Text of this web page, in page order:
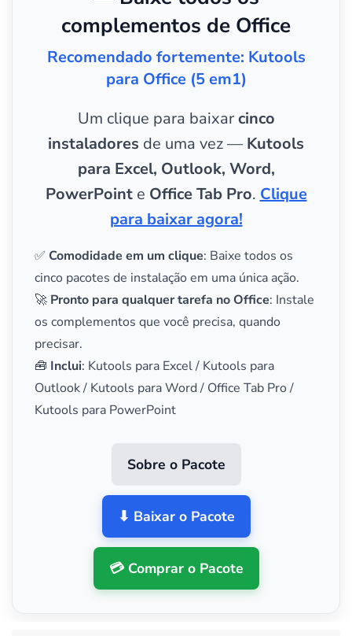
complementos de Office
Recomendado fortemente: Kutools
para Office (5 em1)
Um clique para baixarcinco
instaladores de uma vez — Kutools
para Excel, Outlook, Word,
PowerPointe Office Tab Pro. Clique
para baixar agora!
✅ Comodidade em um clique: Baixe todos os
cinco pacotes de instalação em uma única ação.
🚀 Pronto para qualquer tarefa no Office: Instale
os complementos que você precisa, quando
precisar.
🧰 Inclui: Kutools para Excel / Kutools para
Outlook / Kutools para Word / Office Tab Pro /
Kutools para PowerPoint
Sobre o Pacote
⬇ Baixar o Pacote
💳 Comprar o Pacote